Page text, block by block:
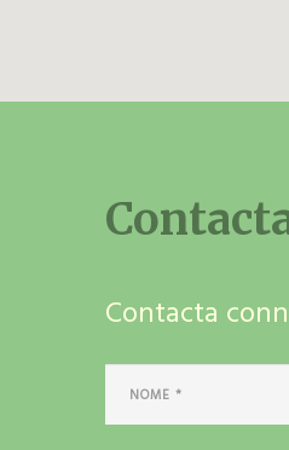
Contacta